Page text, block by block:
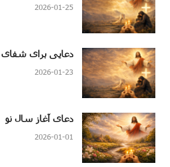
2026-01-25
دعایی برای شفای
2026-01-23
دعای آغاز سال نو
2026-01-01